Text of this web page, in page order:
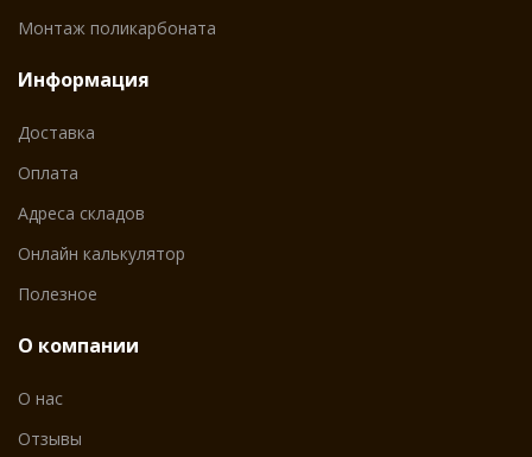
Монтаж поликарбоната
Информация
Доставка
Оплата
Адреса складов
Онлайн калькулятор
Полезное
О компании
О нас
Отзывы